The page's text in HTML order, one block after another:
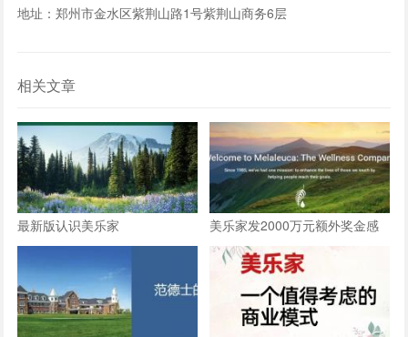
地址：郑州市金水区紫荆山路1号紫荆山商务6层
相关文章
最新版认识美乐家
美乐家发2000万元额外奖金感
谢忠诚员工